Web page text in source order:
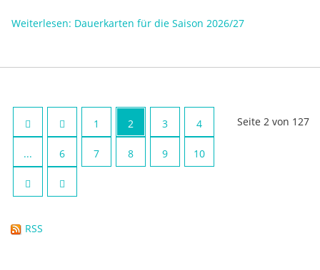
Weiterlesen: Dauerkarten für die Saison 2026/27
Seite 2 von 127
1 2 3 4
... 6 7 8 9 10
RSS